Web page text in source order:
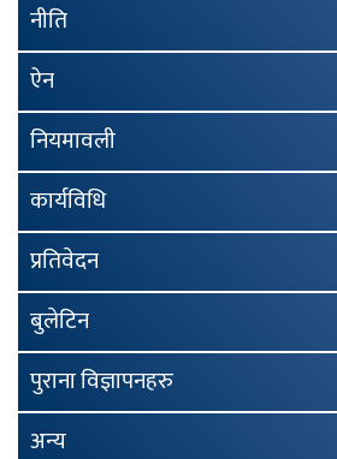
नीति
ऐन
नियमावली
कार्यविधि
प्रतिवेदन
बुलेटिन
पुराना विज्ञापनहरु
अन्य